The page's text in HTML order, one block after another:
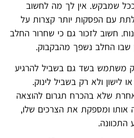
שמבקש. אין לך מה לחשוב
עם הפסקות יותר קצרות על
חשוב לזכור גם כי שחרור החלב
החלב נשפך מהבקבוק.
משתמש בשד גם בשביל להרגיע
ולא רק בשביל לינוק.
שלא בהכרח תגרום להוצאה
ומספקת את הצרכים שלו,